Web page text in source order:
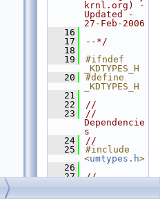
krnl.org) -
Updated -
27-Feb-2006
   16
   17
--*/
   18
   19
#ifndef
_KDTYPES_H
   20
#define
_KDTYPES_H
   21
   22
//
   23
//
Dependencie
s
   24
//
   25
#include
<umtypes.h>
   26
   27
//